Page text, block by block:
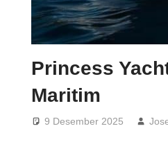
Princess
Maritim
9 Desember 2025